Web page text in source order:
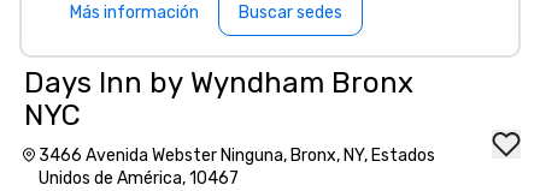
Más información Buscar sedes
Days Inn by Wyndham Bronx
NYC
3466 Avenida Webster Ninguna, Bronx, NY, Estados
Unidos de América, 10467